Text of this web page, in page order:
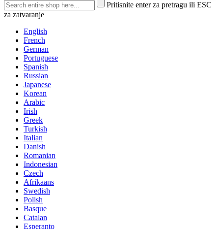
Pritisnite enter za pretragu ili ESC
za zatvaranje
English
French
German
Portuguese
Spanish
Russian
Japanese
Korean
Arabic
Irish
Greek
Turkish
Italian
Danish
Romanian
Indonesian
Czech
Afrikaans
Swedish
Polish
Basque
Catalan
Esperanto